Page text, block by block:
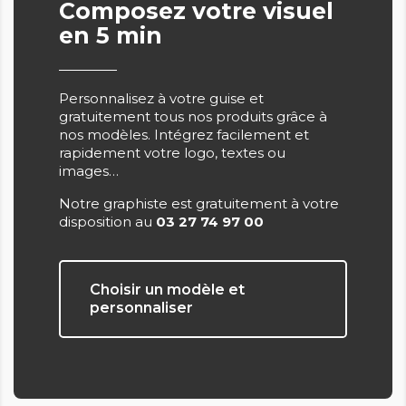
Composez votre visuel
en 5 min
Personnalisez à votre guise et
gratuitement tous nos produits grâce à
nos modèles. Intégrez facilement et
rapidement votre logo, textes ou
images…
Notre graphiste est gratuitement à votre
disposition au 03 27 74 97 00
Choisir un modèle et
personnaliser